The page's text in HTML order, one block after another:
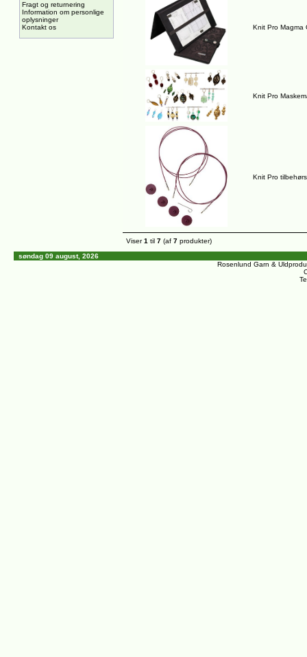
Fragt og returnering
Information om personlige
oplysninger
Kontakt os
Knit Pro Magma
Knit Pro
Knit Pro
Viser1 til 7 (af 7 produkter)
søndag 09 august, 2026
Rosenlund Garn &